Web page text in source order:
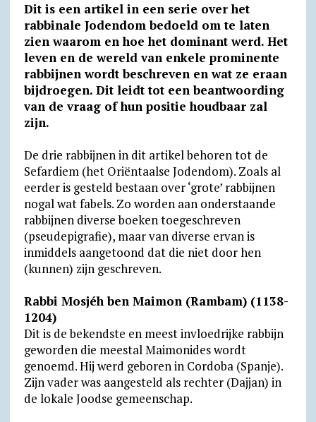
a
t
s
A
p
l
e
g
r
a
c
e
b
o
o
i
n
t
F
r
n
d
l
y
a
i
l
a
i
l
t
l
o
o
k
o
m
i
n
t
Dit is een artikel in een serie over het
rabbinale Jodendom bedoeld om te laten
zien waarom en hoe het dominant werd. Het
leven en de wereld van enkele prominente
rabbijnen wordt beschreven en wat ze eraan
bijdroegen. Dit leidt tot een beantwoording
van de vraag of hun positie houdbaar zal
zijn.
De drie rabbijnen in dit artikel behoren tot de
Sefardiem (het Oriëntaalse Jodendom). Zoals al
eerder is gesteld bestaan over ‘grote’ rabbijnen
nogal wat fabels. Zo worden aan onderstaande
rabbijnen diverse boeken toegeschreven
(pseudepigrafie), maar van diverse ervan is
inmiddels aangetoond dat die niet door hen
(kunnen) zijn geschreven.
Rabbi Mosjéh ben Maimon (Rambam) (1138-
1204)
Dit is de bekendste en meest invloedrijke rabbijn
geworden die meestal Maimonides wordt
genoemd. Hij werd geboren in Cordoba (Spanje).
Zijn vader was aangesteld als rechter (Dajjan) in
de lokale Joodse gemeenschap.